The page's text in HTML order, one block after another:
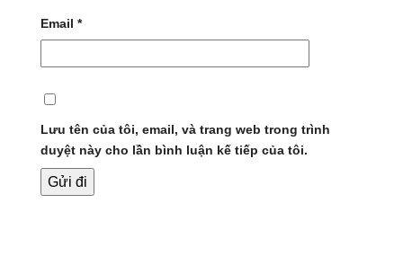
Email *
Lưu tên của tôi, email, và trang web trong trình
duyệt này cho lần bình luận kế tiếp của tôi.